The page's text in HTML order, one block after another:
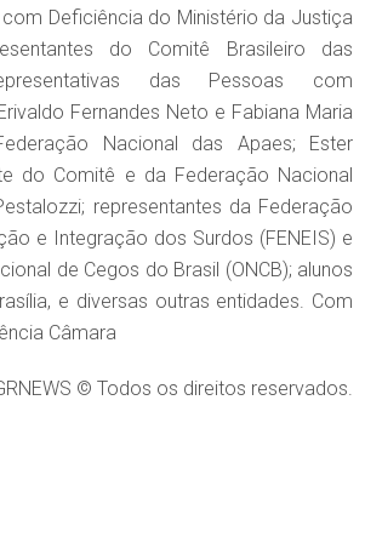
Deficiência do Ministério da Justiça
do Comitê Brasileiro das
das Pessoas com
Fernandes Neto e Fabiana Maria
Nacional das Apaes; Ester
do Comitê e da Federação Nacional
representantes da Federação
e Integração dos Surdos (FENEIS) e
de Cegos do Brasil (ONCB); alunos
e diversas outras entidades. Com
Câmara
© Todos os direitos reservados.